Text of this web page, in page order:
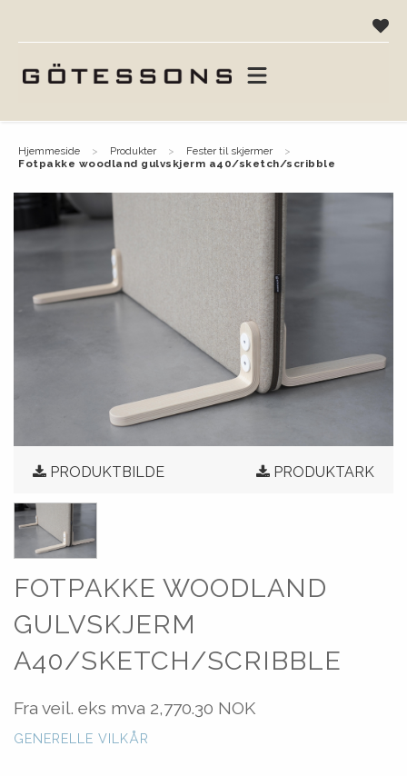
hjemmeside produkter
fester til skjermer
fotpakke woodland gulvskjerm a40/sketch/scribble
PRODUKTBILDE PRODUKTARK
FOTPAKKE WOODLAND
GULVSKJERM
A40/SKETCH/SCRIBBLE
Fra veil. eks mva 2,770.30 NOK
GENERELLE VILKÅR